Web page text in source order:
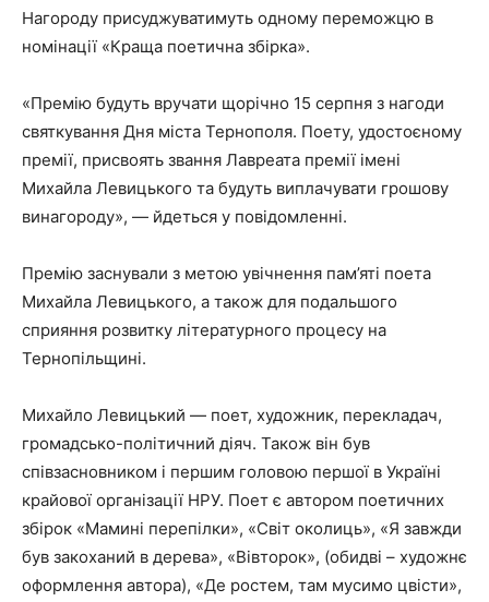
Нагороду присуджуватимуть одному переможцю в
номінації «Краща поетична збірка».
«Премію будуть вручати щорічно 15 серпня з нагоди
святкування Дня міста Тернополя. Поету, удостоєному
премії, присвоять звання Лавреата премії імені
Михайла Левицького та будуть виплачувати грошову
винагороду», — йдеться у повідомленні.
Премію заснували з метою увічнення пам’яті поета
Михайла Левицького, а також для подальшого
сприяння розвитку літературного процесу на
Тернопільщині.
Михайло Левицький — поет, художник, перекладач,
громадсько-політичний діяч. Також він був
співзасновником і першим головою першої в Україні
крайової організації НРУ. Поет є автором поетичних
збірок «Мамині перепілки», «Світ околиць», «Я завжди
був закоханий в дерева», «Вівторок», (обидві – художнє
оформлення автора), «Де ростем, там мусимо цвісти»,